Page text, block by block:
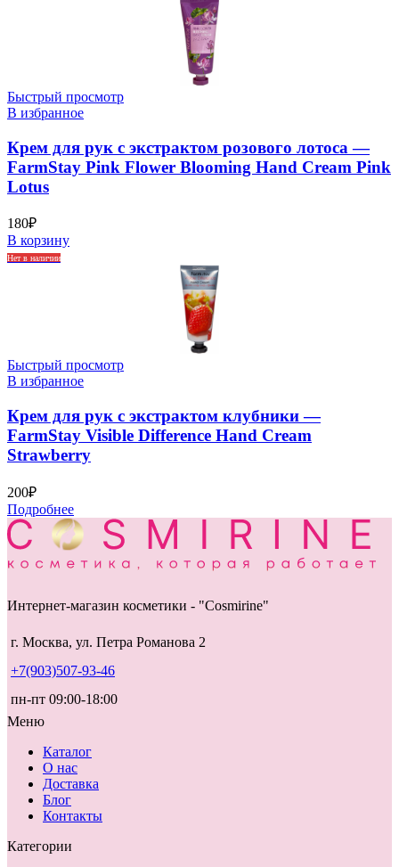
Быстрый просмотр
В избранное
Крем для рук с экстрактом розового лотоса —
FarmStay Pink Flower Blooming Hand Cream Pink
Lotus
180₽
В корзину
Нет в наличии
Быстрый просмотр
В избранное
Крем для рук с экстрактом клубники —
FarmStay Visible Difference Hand Cream
Strawberry
200₽
Подробнее
Интернет-магазин косметики - "Cosmirine"
г. Москва, ул. Петра Романова 2
+7(903)507-93-46
пн-пт 09:00-18:00
Меню
Каталог
О нас
Доставка
Блог
Контакты
Категории